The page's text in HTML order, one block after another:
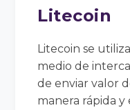
Litecoin
Litecoin se
medio de
de enviar valor
manera rápida y